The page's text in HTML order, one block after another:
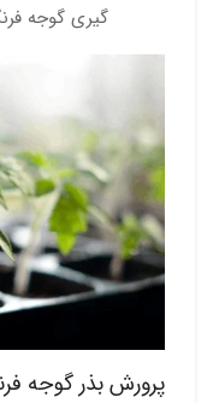
گیری گوجه
پرورش بذر گوجه